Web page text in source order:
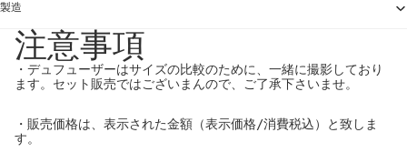
製造
注意事項
・デュフューザーはサイズの比較のために、一緒に撮影しており
ます。セット販売ではございまんので、ご了承下さいませ。
・販売価格は、表示された金額（表示価格/消費税込）と致しま
す。